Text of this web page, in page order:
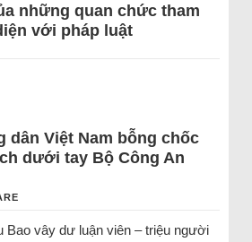
những quan chức tham
với pháp luật
dân Việt Nam bỗng chốc
dưới tay Bộ Công An
Bao vây dư luận viên – triệu người